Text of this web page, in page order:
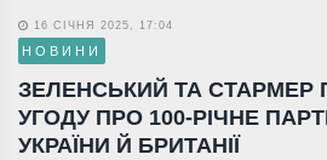
16 СІЧНЯ 2025, 17:04
НОВИНИ
ЗЕЛЕНСЬКИЙ ТА СТАРМЕР
УГОДУ ПРО 100-РІЧНЕ
УКРАЇНИ Й БРИТАНІЇ